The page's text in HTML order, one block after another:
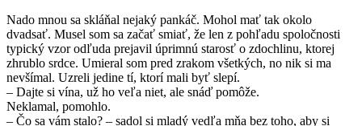
Nado mnou sa skláňal nejaký pankáč. Mohol mať tak okolo
dvadsať. Musel som sa začať smiať, že len z pohľadu spoločnosti
typický vzor odľuda prejavil úprimnú starosť o zdochlinu, ktorej
zhrublo srdce. Umieral som pred zrakom všetkých, no nik si ma
nevšímal. Uzreli jedine tí, ktorí mali byť slepí.
– Dajte si vína, už ho veľa niet, ale snáď pomôže.
Neklamal, pomohlo.
– Čo sa vám stalo? – sadol si mladý vedľa mňa bez toho, aby si